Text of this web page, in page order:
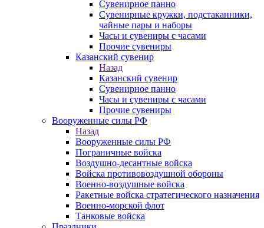
Сувенирное панно
Сувенирные кружки, подстаканники,
чайные пары и наборы
Часы и сувениры с часами
Прочие сувениры
Казанский сувенир
Назад
Казанский сувенир
Сувенирное панно
Часы и сувениры с часами
Прочие сувениры
Вооруженные силы РФ
Назад
Вооруженные силы РФ
Пограничные войска
Воздушно-десантные войска
Войска противовоздушной обороны
Военно-воздушные войска
Ракетные войска стратегического назначения
Военно-морской флот
Танковые войска